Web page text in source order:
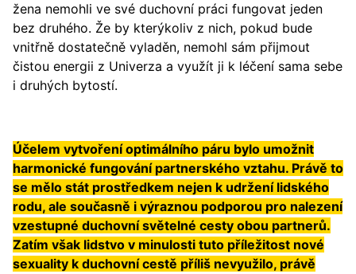
žena nemohli ve své duchovní práci fungovat jeden
bez druhého. Že by kterýkoliv z nich, pokud bude
vnitřně dostatečně vyladěn, nemohl sám přijmout
čistou energii z Univerza a využít ji k léčení sama sebe
i druhých bytostí.
Účelem vytvoření optimálního páru bylo umožnit
harmonické fungování partnerského vztahu. Právě to
se mělo stát prostředkem nejen k udržení lidského
rodu, ale současně i výraznou podporou pro nalezení
vzestupné duchovní světelné cesty obou partnerů.
Zatím však lidstvo v minulosti tuto příležitost nové
sexuality k duchovní cestě příliš nevyužilo, právě